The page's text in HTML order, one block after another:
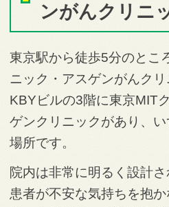
ンがんクリニ
東京駅から徒歩5分のとこ
ニック・アスゲンがんク
KBYビルの3階に東京MIT
ゲンクリニックがあり、
場所です。
院内は非常に明るく設計
患者が不安な気持ちを抱